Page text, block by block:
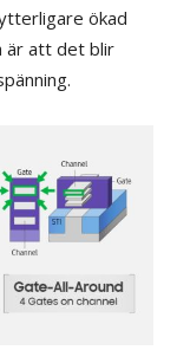
ökad
är att det blir